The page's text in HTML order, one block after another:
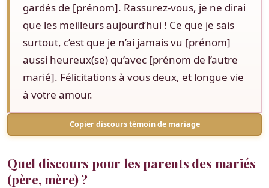
gardés de [prénom]. Rassurez-vous, je ne dirai
que les meilleurs aujourd’hui ! Ce que je sais
surtout, c’est que je n’ai jamais vu [prénom]
aussi heureux(se) qu’avec [prénom de l’autre
marié]. Félicitations à vous deux, et longue vie
à votre amour.
Copier discours témoin de mariage
Quel discours pour les parents des mariés
(père, mère) ?